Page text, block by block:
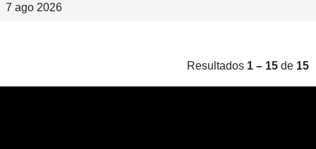
7 ago 2026
Resultados 1 – 15 de 15